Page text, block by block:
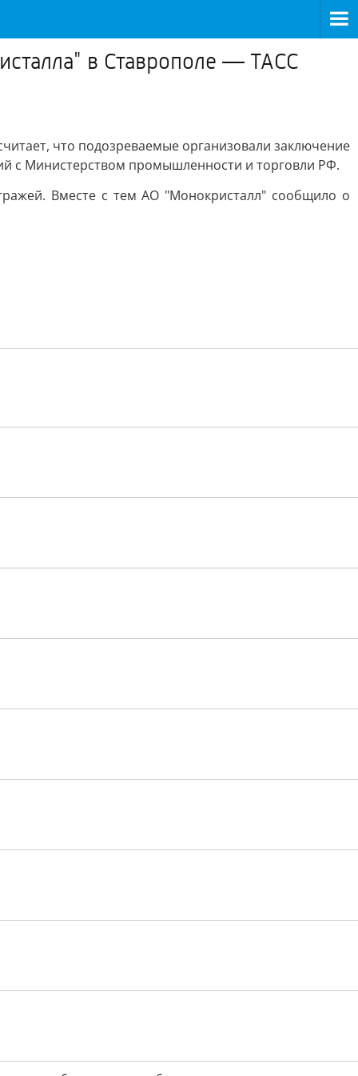
в Ставрополе — ТАСС
что подозреваемые организовали заключение
с Министерством промышленности и торговли РФ.
Вместе с тем АО "Монокристалл" сообщило о